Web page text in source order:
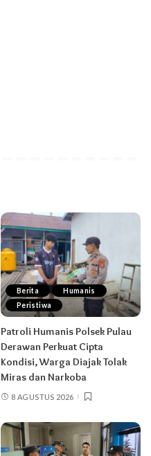
Berita
Humanis
Peristiwa
Patroli Humanis Polsek Pulau
Derawan Perkuat Cipta
Kondisi, Warga Diajak Tolak
Miras dan Narkoba
8 AGUSTUS 2026